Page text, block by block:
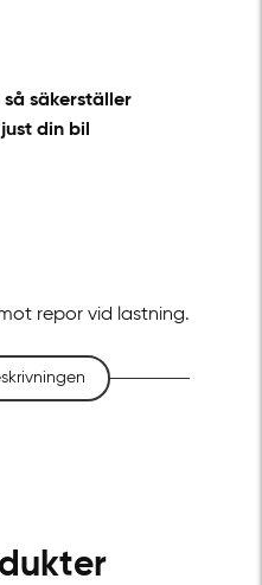
säkerställer
din bil
repor vid lastning.